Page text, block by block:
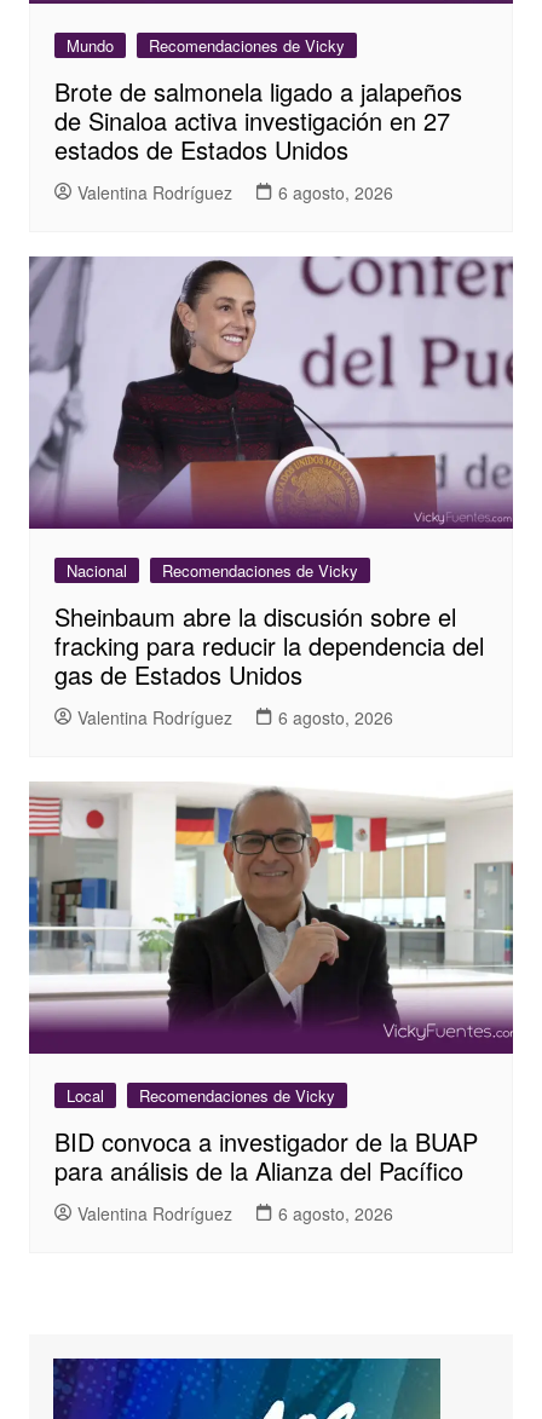
Mundo Recomendaciones de Vicky
Brote de salmonela ligado a jalapeños
de Sinaloa activa investigación en 27
estados de Estados Unidos
Valentina Rodríguez 6 agosto, 2026
Nacional Recomendaciones de Vicky
Sheinbaum abre la discusión sobre el
fracking para reducir la dependencia del
gas de Estados Unidos
Valentina Rodríguez 6 agosto, 2026
Local Recomendaciones de Vicky
BID convoca a investigador de la BUAP
para análisis de la Alianza del Pacífico
Valentina Rodríguez 6 agosto, 2026